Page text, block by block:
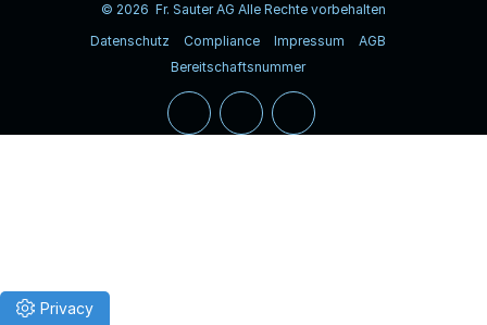
© 2026 Fr. Sauter AG Alle Rechte vorbehalten
Datenschutz
Compliance Impressum
AGB
Bereitschaftsnummer